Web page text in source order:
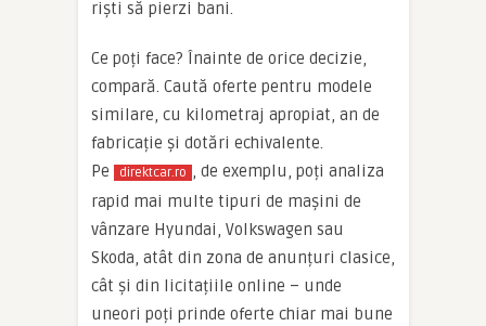
riști să pierzi bani.
Ce poți face? Înainte de orice decizie,
compară. Caută oferte pentru modele
similare, cu kilometraj apropiat, an de
fabricație și dotări echivalente.
Pe
direktcar.ro , de exemplu, poți analiza
rapid mai multe tipuri de mașini de
vânzare Hyundai, Volkswagen sau
Skoda, atât din zona de anunțuri clasice,
cât și din licitațiile online – unde
uneori poți prinde oferte chiar mai bune